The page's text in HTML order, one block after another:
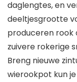
daglengtes, en
deeltjesgrootte
produceren rook
zuivere rokerige
Breng nieuwe
wierookpot kun